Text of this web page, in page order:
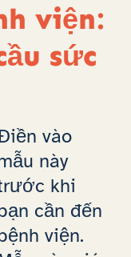
viện:
sức
vào
này
khi
cần đến
viện.